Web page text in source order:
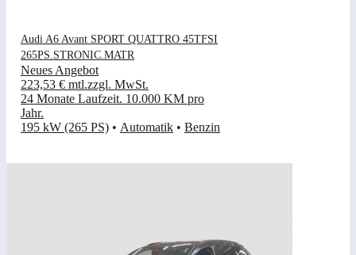
Audi A6 Avant SPORT QUATTRO 45TFSI
265PS.STRONIC.MATR
Neues Angebot
223,53 € mtl.zzgl. MwSt.
24 Monate Laufzeit. 10.000 KM pro
Jahr.
195 kW (265 PS) • Automatik • Benzin